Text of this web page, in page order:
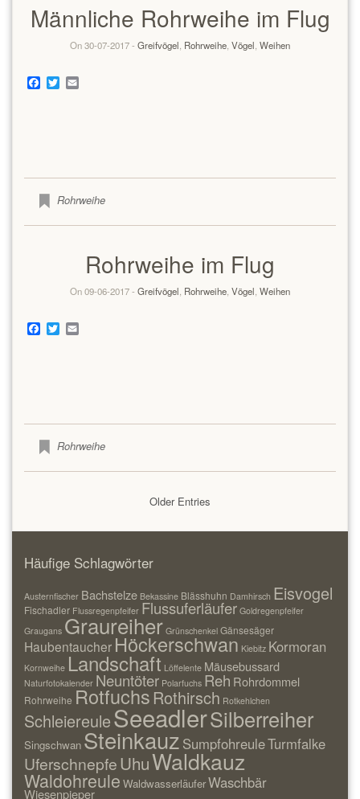
Männliche Rohrweihe im Flug
On 30-07-2017 - Greifvögel Rohrweihe Vögel Weihen
Facebook
TwitterEmail
Rohrweihe
Rohrweihe im Flug
On 09-06-2017 - Greifvögel Rohrweihe Vögel Weihen
Facebook
TwitterEmail
Rohrweihe
Older Entries
Häufige Schlagwörter
Austernfischer Bachstelze Bekassine Blässhuhn Damhirsch Eisvogel
Fischadler Flussregenpfeifer Flussuferläufer Goldregenpfeifer
Graugans Graureiher Grünschenkel Gänsesäger
Haubentaucher Höckerschwan Kiebitz Kormoran
Kornweihe Landschaft Löffelente Mäusebussard
Naturfotokalender Neuntöter Polarfuchs Reh Rohrdommel
Rohrweihe RotfuchsRothirsch Rotkehlchen
SchleiereuleSeeadlerSilberreiher
Singschwan Steinkauz SumpfohreuleTurmfalke
UferschnepfeUhuWaldkauz
Waldohreule WaldwasserläuferWaschbär
Wiesenpieper